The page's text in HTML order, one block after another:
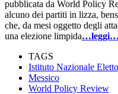
pubblicata da World Policy
alcuno dei partiti in lizza,
che, da mesi oggetto degli
una elezione limpida…leggi…
TAGS
Istituto Nazionale
Messico
World Policy Review